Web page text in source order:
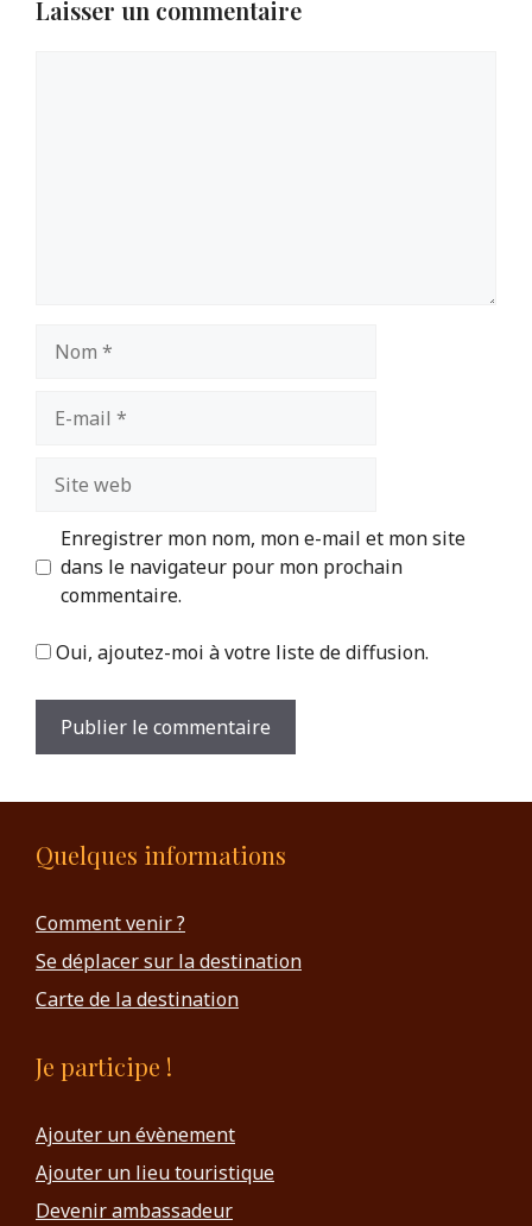
Laisser un commentaire
mail
web
Enregistrer mon nom, mon e-mail et mon site
dans le navigateur pour mon prochain
commentaire.
Oui, ajoutez-moi à votre liste de diffusion.
Quelques informations
Comment venir ?
Se déplacer sur la destination
Carte de la destination
Je participe !
Ajouter un évènement
Ajouter un lieu touristique
Devenir ambassadeur